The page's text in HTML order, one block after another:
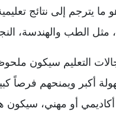
ما يترجم إلى نتائج
مثل الطب والهندسة،
التعليم سيكون
أكبر ويمنحهم
أو مهني، سيكون هذا